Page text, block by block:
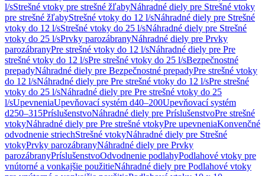
l/sStrešné vtoky pre strešné žľabyNáhradné diely pre Strešné vtoky
pre strešné žľabyStrešné vtoky do 12 l/sNáhradné diely pre Strešné
vtoky do 12 l/sStrešné vtoky do 25 l/sNáhradné diely pre Strešné
vtoky do 25 l/sPrvky parozábranyNáhradné diely pre Prvky
parozábranyPre strešné vtoky do 12 l/sNáhradné diely pre Pre
strešné vtoky do 12 l/sPre strešné vtoky do 25 l/sBezpečnostné
prepadyNáhradné diely pre Bezpečnostné prepadyPre strešné vtoky
do 12 l/sNáhradné diely pre Pre strešné vtoky do 12 l/sPre strešné
vtoky do 25 l/sNáhradné diely pre Pre strešné vtoky do 25
l/sUpevneniaUpevňovací systém d40–200Upevňovací systém
d250–315PríslušenstvoNáhradné diely pre PríslušenstvoPre strešné
vtokyNáhradné diely pre Pre strešné vtokyPre upevneniaKonvenčné
odvodnenie striechStrešné vtokyNáhradné diely pre Strešné
vtokyPrvky parozábranyNáhradné diely pre Prvky
parozábranyPríslušenstvoOdvodnenie podlahyPodlahové vtoky pre
vnútorné a vonkajšie použitieNáhradné diely pre Podlahové vtoky